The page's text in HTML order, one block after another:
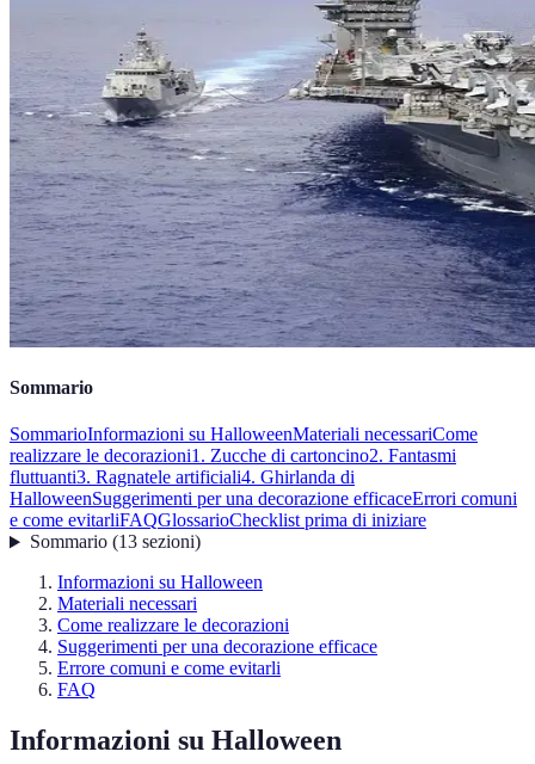
Sommario
SommarioInformazioni su HalloweenMateriali necessariCome
realizzare le decorazioni1. Zucche di cartoncino2. Fantasmi
fluttuanti3. Ragnatele artificiali4. Ghirlanda di
HalloweenSuggerimenti per una decorazione efficaceErrori comuni
e come evitarliFAQGlossarioChecklist prima di iniziare
Sommario(13 sezioni)
Informazioni su Halloween
Materiali necessari
Come realizzare le decorazioni
Suggerimenti per una decorazione efficace
Errore comuni e come evitarli
FAQ
Informazioni su Halloween